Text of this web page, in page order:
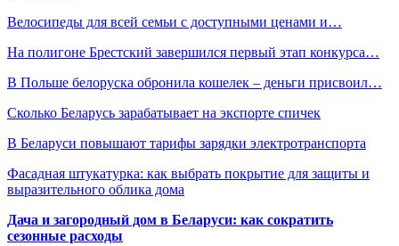
Велосипеды для всей семьи с доступными ценами и…
На полигоне Брестский завершился первый этап конкурса…
В Польше белоруска обронила кошелек – деньги присвоил…
Сколько Беларусь зарабатывает на экспорте спичек
В Беларуси повышают тарифы зарядки электротранспорта
Фасадная штукатурка: как выбрать покрытие для защиты и
выразительного облика дома
Дача и загородный дом в Беларуси: как сократить
сезонные расходы